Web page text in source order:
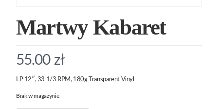
Martwy Kabaret
55.00 zł
LP 12″, 33 1/3 RPM, 180g Transparent Vinyl
Brak w magazynie